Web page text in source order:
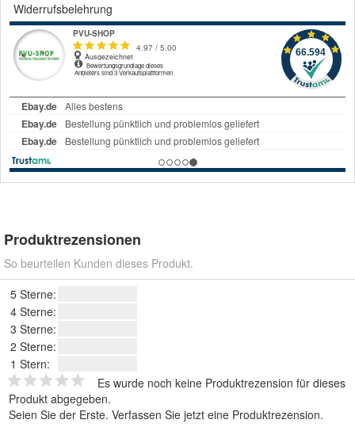
Widerrufsbelehrung
Produktrezensionen
So beurteilen Kunden dieses Produkt.
5 Sterne:
4 Sterne:
3 Sterne:
2 Sterne:
1 Stern:
Es wurde noch keine Produktrezension für dieses
Produkt abgegeben.
Seien Sie der Erste. Verfassen Sie jetzt eine Produktrezension.